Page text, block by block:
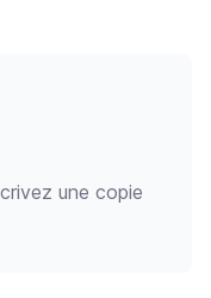
une copie